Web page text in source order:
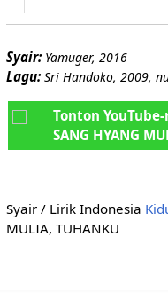
Syair: Yamuger, 2016
Lagu: Sri Handoko, 2009,
Tonton
SANG HYANG
Syair / Lirik Indonesia
MULIA, TUHANKU